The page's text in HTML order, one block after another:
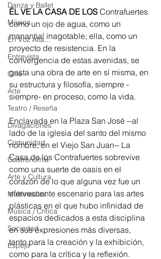
Danza y Ballet
Música
En Voz Alta...
Entrevista
Cine
Arte
Teatro / Reseña
Divagaciones
Comunidad
Gastronomía
Arte y Cultura
Multimedios
Música / Crítica
Sociedad
Espejo
ÉL VE LA CASA DE LOS Contrafuertes
como un ojo de agua, como un
manantial inagotable; ella, como un
proyecto de resistencia. En la
convergencia de estas avenidas, se
gesta una obra de arte en sí misma, en
su estructura y filosofía, siempre -
siempre- en proceso, como la vida.
Enclavada en la Plaza San José --al
lado de la iglesia del santo del mismo
nombre, en el Viejo San Juan-- La
Casa de los Contrafuertes sobrevive
como una suerte de oasis en el
corazón de lo que alguna vez fue un
efervescente escenario para las artes
plásticas en el que hubo infinidad de
espacios dedicados a esta disciplina
en sus expresiones más diversas,
tanto para la creación y la exhibición,
como para la crítica y la reflexión.